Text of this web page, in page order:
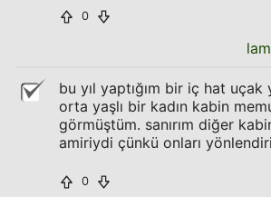
0
bu yıl yaptığım bir iç hat uçak
orta yaşlı bir kadın kabin
görmüştüm. sanırım diğer
amiriydi çünkü onları
0